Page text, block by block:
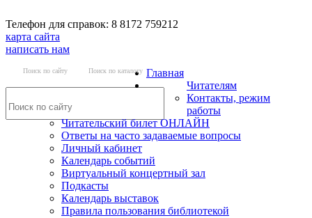
Телефон для справок: 8 8172 759212
карта сайта
написать нам
Поиск по сайту Поиск по каталогу Главная
Читателям
Контакты, режим
работы
Читательский билет ОНЛАЙН
Ответы на часто задаваемые вопросы
Личный кабинет
Календарь событий
Виртуальный концертный зал
Подкасты
Календарь выставок
Правила пользования библиотекой